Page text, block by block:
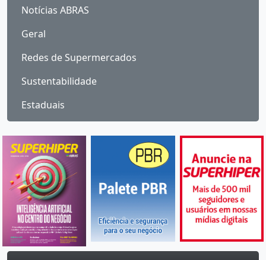
Notícias ABRAS
Geral
Redes de Supermercados
Sustentabilidade
Estaduais